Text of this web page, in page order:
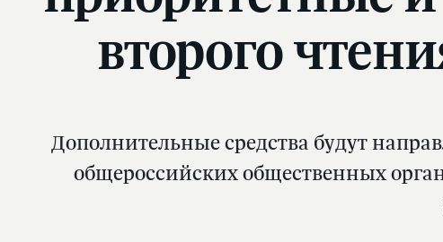
второго
Дополнительные средства будут
общероссийских общественных